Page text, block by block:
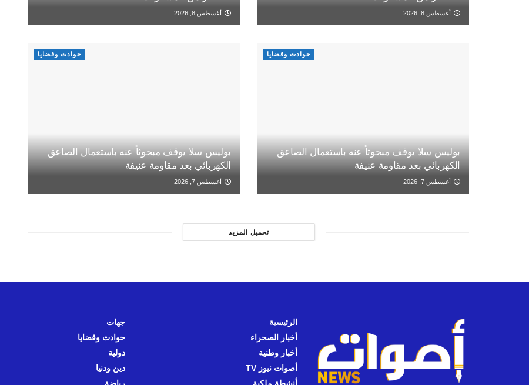
أغسطس 8, 2026 أغسطس 8, 2026
حوادث وقضايا
بوليس سلا يوقف مبحوثاً عنه باستعمال الصاعق
الكهربائي بعد مقاومة عنيفة
أغسطس 7, 2026
حوادث وقضايا
بوليس سلا يوقف مبحوثاً عنه باستعمال الصاعق
الكهربائي بعد مقاومة عنيفة
أغسطس 7, 2026
تحميل المزيد
الرئيسية
أخبار الصحراء
أخبار وطنية
أصوات نيوز TV
جهات
حوادث وقضايا
دولية
دين ودنيا